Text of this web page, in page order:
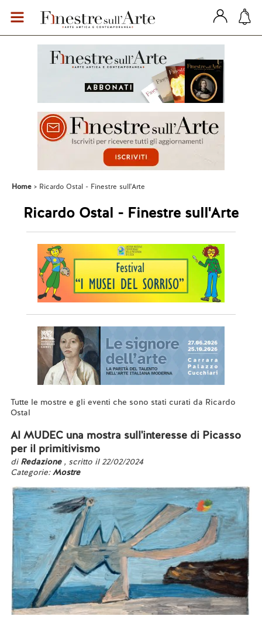
Home Ricardo Ostal - Finestre sull'Arte
Ricardo Ostal - Finestre sull'Arte
Tutte le mostre e gli eventi che sono stati curati da Ricardo
Ostal
Al MUDEC una mostra sull'interesse di Picasso
per il primitivismo
di Redazione , scritto il 22/02/2024
Categorie:Mostre